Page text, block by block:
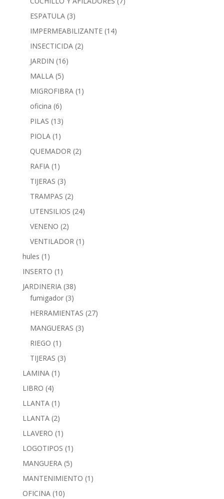
ESPATULA (3)
IMPERMEABILIZANTE (14)
INSECTICIDA (2)
JARDIN (16)
MALLA (5)
MIGROFIBRA (1)
oficina (6)
PILAS (13)
PIOLA (1)
QUEMADOR (2)
RAFIA (1)
TIJERAS (3)
TRAMPAS (2)
UTENSILIOS (24)
VENENO (2)
VENTILADOR (1)
hules (1)
INSERTO (1)
JARDINERIA (38)
fumigador (3)
HERRAMIENTAS (27)
MANGUERAS (3)
RIEGO (1)
TIJERAS (3)
LAMINA (1)
LIBRO (4)
LLANTA (1)
LLANTA (2)
LLAVERO (1)
LOGOTIPOS (1)
MANGUERA (5)
MANTENIMIENTO (1)
OFICINA (10)